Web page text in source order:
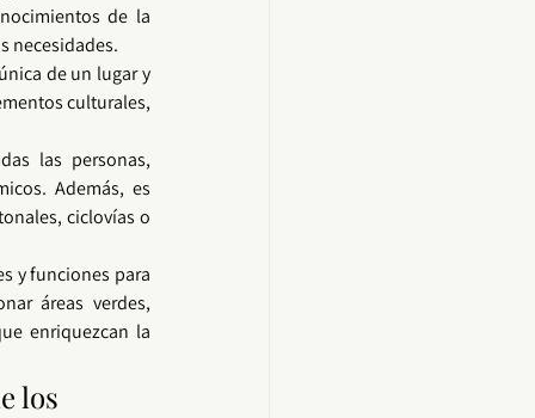
necesidades.
de un lugar y
culturales,
las personas,
Además, es
ciclovías o
y funciones para
áreas verdes,
enriquezcan la
los